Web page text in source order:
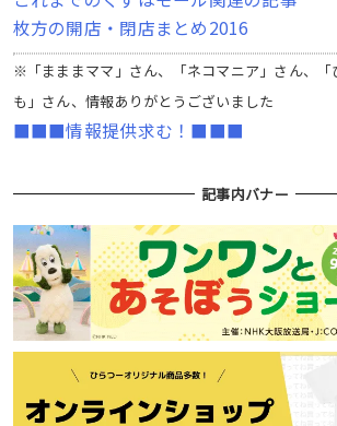
枚方の開店・閉店まとめ2016
※「まままママ」さん、「ネコマニア」さん、「
も」さん、情報ありがとうございました
■■■情報提供求む！■■■
記事内バナー